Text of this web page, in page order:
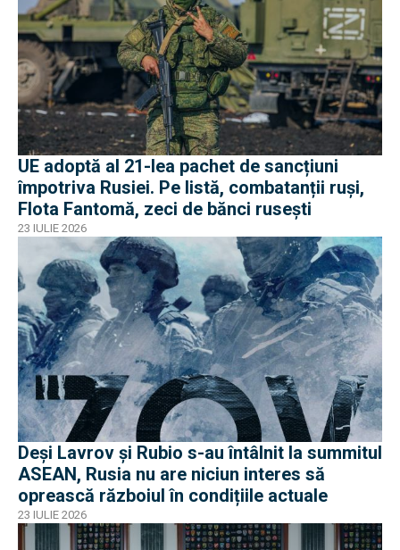
UE adoptă al 21-lea pachet de sancțiuni
împotriva Rusiei. Pe listă, combatanții ruși,
Flota Fantomă, zeci de bănci rusești
23 IULIE 2026
Deși Lavrov și Rubio s-au întâlnit la summitul
ASEAN, Rusia nu are niciun interes să
oprească războiul în condițiile actuale
23 IULIE 2026